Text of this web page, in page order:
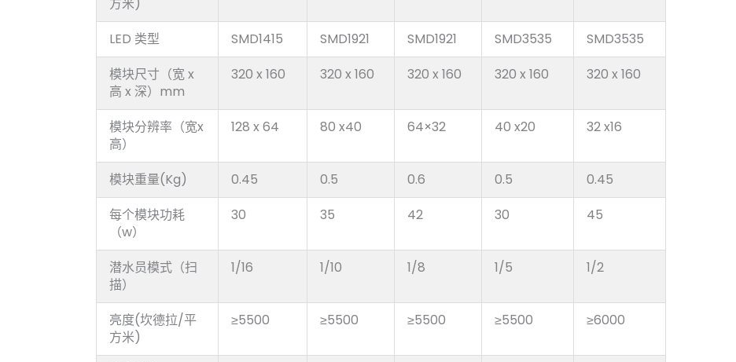
LED 类型 SMD1415 SMD1921 SMD1921 SMD3535
SMD3535
模块尺寸（宽 x
高 x 深）mm
320 x 160 320 x 160 320 x 160 320 x 160 320 x 160
模块分辨率（宽x
高）
128 x 64 80 x40 64×32 40 x20 32 x16
模块重量(Kg) 0.45 0.5 0.6 0.5
0.45
每个模块功耗
（w）
30 35 42 30 45
潜水员模式（扫
描）
1/16 1/10 1/8 1/5 1/2
亮度(坎德拉/平
方米)
≥5500 ≥5500 ≥5500 ≥5500 ≥6000